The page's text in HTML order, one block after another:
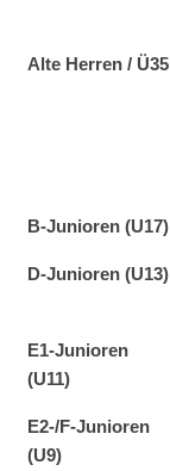
Alte Herren / Ü35
B-Junioren (U17)
D-Junioren (U13)
E1-Junioren
(U11)
E2-/F-Junioren
(U9)